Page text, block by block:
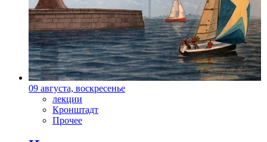
09 августа, воскресенье
лекции
Кронштадт
Прочее